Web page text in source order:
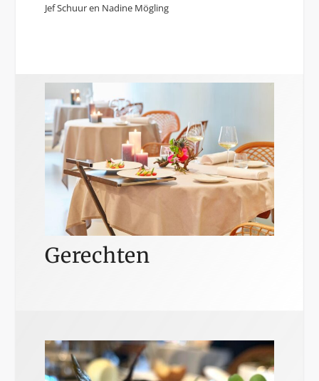
Jef Schuur en Nadine Mögling
Gerechten